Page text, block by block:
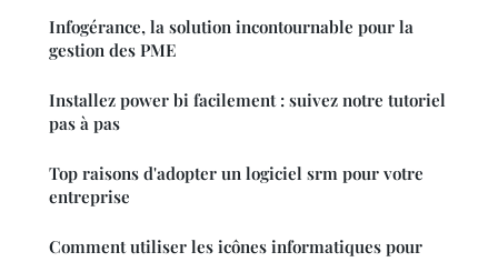
Infogérance, la solution incontournable pour la
gestion des PME
Installez power bi facilement : suivez notre tutoriel
pas à pas
Top raisons d'adopter un logiciel srm pour votre
entreprise
Comment utiliser les icônes informatiques pour